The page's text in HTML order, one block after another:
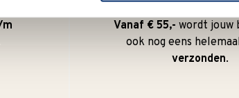
Vanaf € 55,- wordt jouw
ook nog eens
verzonden.